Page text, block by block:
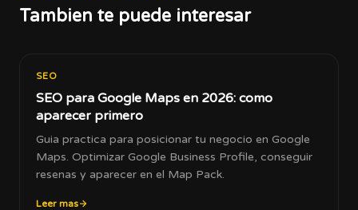
Tambien te puede interesar
SEO
SEO para Google Maps en 2026: como
aparecer primero
Guia practica para posicionar tu negocio en Google
Maps. Optimizar Google Business Profile, conseguir
resenas y aparecer en el Map Pack.
Leer mas